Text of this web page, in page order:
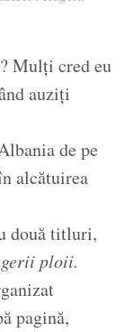
Mulți cred eu
auziți
de pe
alcătuirea
două titluri,
ploii.
pagină,